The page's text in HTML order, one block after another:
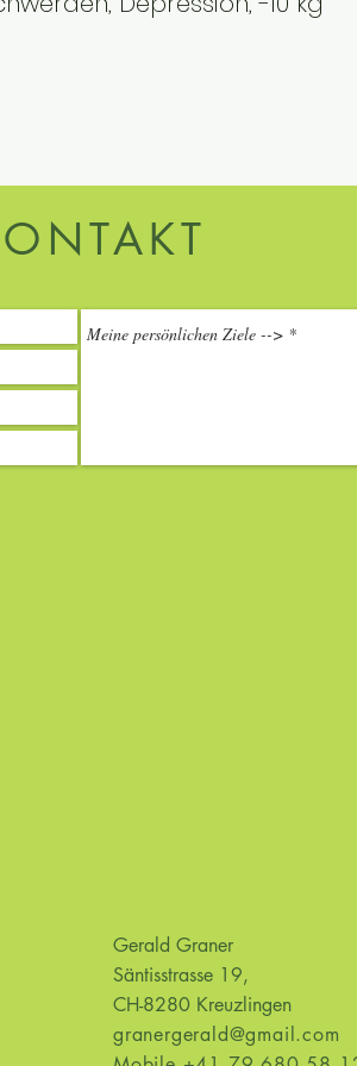
Gerald Graner
Säntisstrasse 19,
CH-8280 Kreuzlingen
granergerald@gmail.com